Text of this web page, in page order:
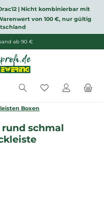
| Nicht kombinierbar mit
von 100 €, nur gültig
ab 90 €
Du hast 0
Boxen
schmal